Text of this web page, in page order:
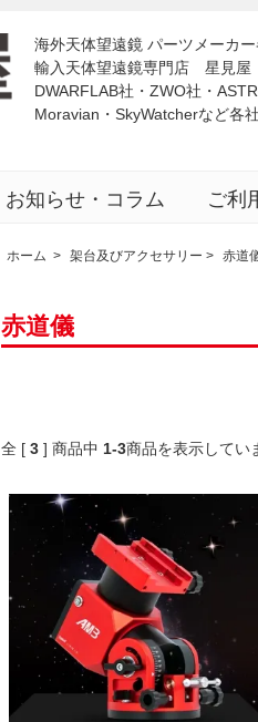
海外天体望遠鏡 パーツメーカ
輸入天体望遠鏡専門店 星見屋
DWARFLAB社・ZWO社・
Moravian・SkyWatcherなど各
お知らせ・コラム ご利
ホーム > 架台及びアクセサリー > 赤道
赤道儀
全 [ 3 ] 商品中 1-3商品を表示してい